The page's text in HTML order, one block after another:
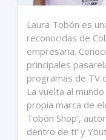
Laura Tobón es
reconocidas de
empresaria.
principales
programas de TV
La vuelta al
propia marca de
Tobón Shop’,
dentro de ti’ y